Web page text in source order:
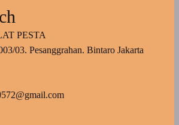
PESTA
03. Pesanggrahan. Bintaro Jakarta